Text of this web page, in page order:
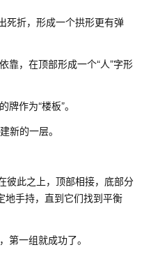
死折，形成一个拱形更有弹
靠，在顶部形成一个“人”字形
作为“楼板”。
新的一层。
彼此之上，顶部相接，底部分
地手持，直到它们找到平衡
第一组就成功了。